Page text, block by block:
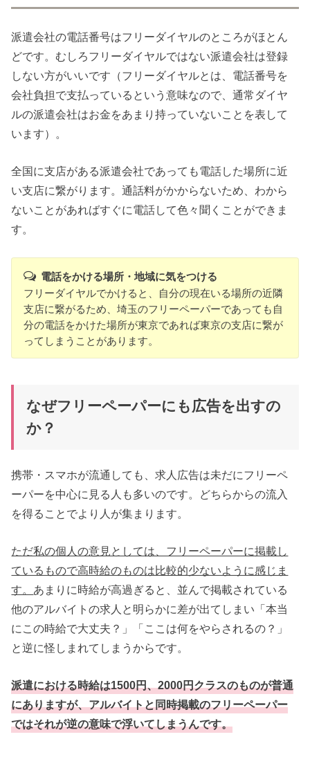
派遣会社の電話番号はフリーダイヤルのところがほとん
どです。むしろフリーダイヤルではない派遣会社は登録
しない方がいいです（フリーダイヤルとは、電話番号を
会社負担で支払っているという意味なので、通常ダイヤ
ルの派遣会社はお金をあまり持っていないことを表して
います）。
全国に支店がある派遣会社であっても電話した場所に近
い支店に繋がります。通話料がかからないため、わから
ないことがあればすぐに電話して色々聞くことができま
す。
電話をかける場所・地域に気をつける
フリーダイヤルでかけると、自分の現在いる場所の近隣
支店に繋がるため、埼玉のフリーペーパーであっても自
分の電話をかけた場所が東京であれば東京の支店に繋が
ってしまうことがあります。
なぜフリーペーパーにも広告を出すの
か？
携帯・スマホが流通しても、求人広告は未だにフリーペ
ーパーを中心に見る人も多いのです。どちらからの流入
を得ることでより人が集まります。
ただ私の個人の意見としては、フリーペーパーに掲載し
ているもので高時給のものは比較的少ないように感じま
す。 あまりに時給が高過ぎると、並んで掲載されている
他のアルバイトの求人と明らかに差が出てしまい「本当
にこの時給で大丈夫？」「ここは何をやらされるの？」
と逆に怪しまれてしまうからです。
派遣における時給は1500円、2000円クラスのものが普通
にありますが、アルバイトと同時掲載のフリーペーパー
ではそれが逆の意味で浮いてしまうんです。